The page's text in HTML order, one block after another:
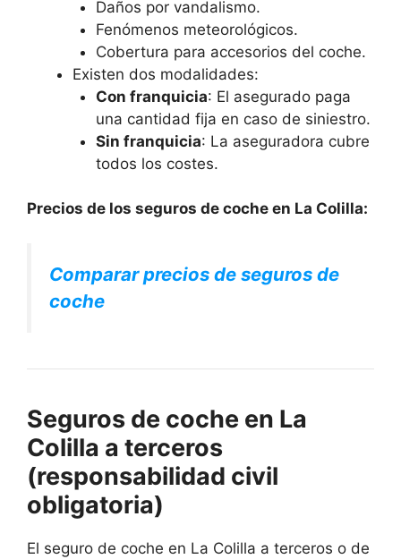
Daños por vandalismo.
Fenómenos meteorológicos.
Cobertura para accesorios del coche.
Existen dos modalidades:
Con franquicia: El asegurado paga
una cantidad fija en caso de siniestro.
Sin franquicia: La aseguradora cubre
todos los costes.
Precios de los seguros de coche en La Colilla:
Comparar precios de seguros de
coche
Seguros de coche en La
Colilla a terceros
(responsabilidad civil
obligatoria)
El seguro de coche en La Colilla a terceros o de